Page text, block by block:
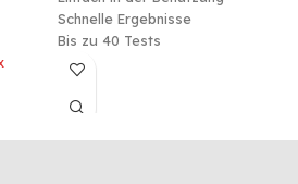
Schnelle Ergebnisse
Bis zu 40 Tests